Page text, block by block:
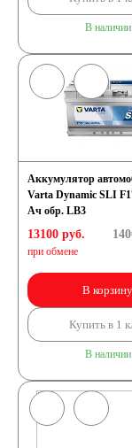
В наличии
Аккумулятор
Varta Dynamic SLI
Ач обр. LB3
13100 руб.
при обмене
В корзину
Купить в 1
В наличии